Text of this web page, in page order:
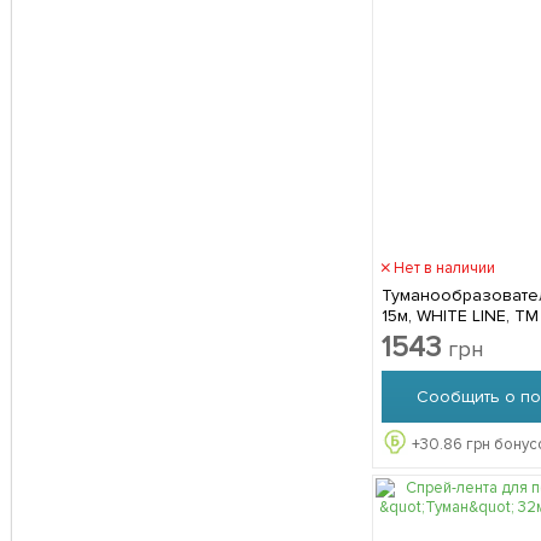
Нет в наличии
15м, WHITE LINE,
Z1015
1543 грн
Сообщить о
+30.86 грн